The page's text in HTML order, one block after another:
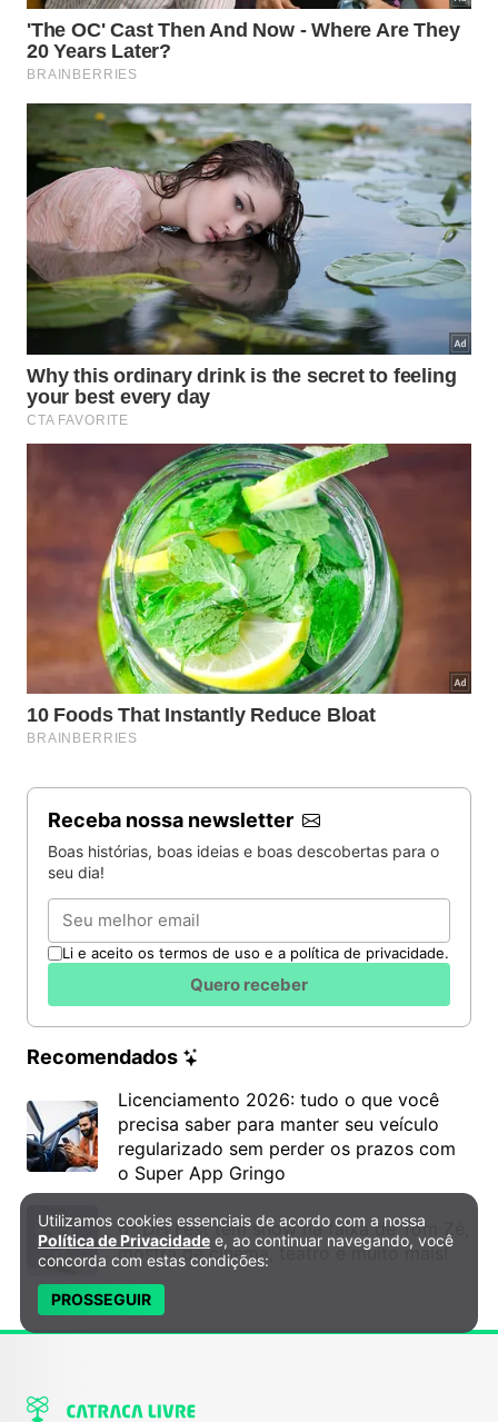
Receba nossa newsletter
Boas histórias, boas ideias e boas descobertas para o
seu dia!
Email
Li e aceito os termos de uso e a política de privacidade.
Quero receber
Recomendados
Licenciamento 2026: tudo o que você
precisa saber para manter seu veículo
regularizado sem perder os prazos com
o Super App Gringo
6º DH Fest tem show na faixa de Tom Zé,
mostra de cinema, teatro e muito mais!
Política de Privacidade e Cookies
Utilizamos cookies essenciais de acordo com a nossa
Política de Privacidade e, ao continuar navegando, você
concorda com estas condições:
PROSSEGUIR